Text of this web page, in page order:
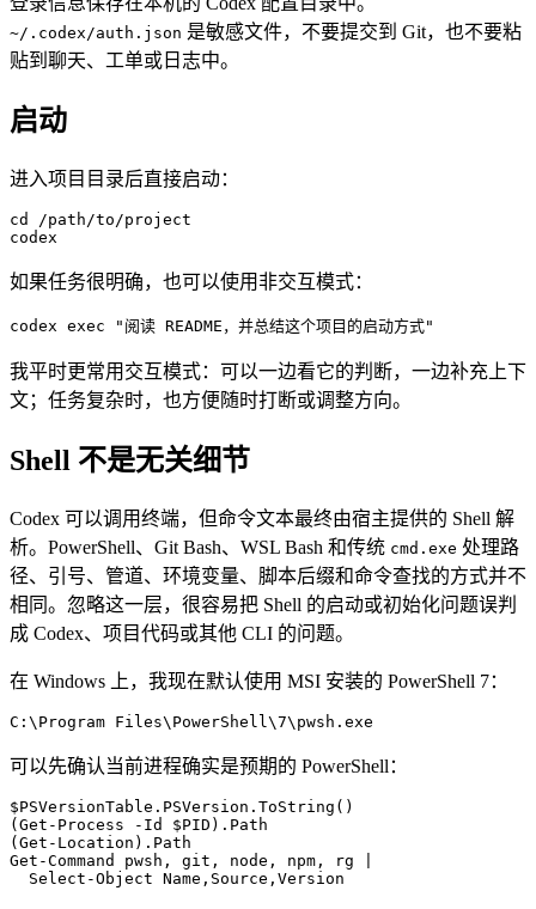
~/.codex/auth.json 是敏感文件，不要提交到 Git，也不要粘
贴到聊天、工单或日志中。
启动
进入项目目录后直接启动：
cd
/path/to/project
codex
如果任务很明确，也可以使用非交互模式：
codex exec "阅读 README，并总结这个项目的启动方式"
我平时更常用交互模式：可以一边看它的判断，一边补充上下
文；任务复杂时，也方便随时打断或调整方向。
Shell 不是无关细节
Codex 可以调用终端，但命令文本最终由宿主提供的 Shell 解
析。PowerShell、Git Bash、WSL Bash 和传统 cmd.exe 处理路
径、引号、管道、环境变量、脚本后缀和命令查找的方式并不
相同。忽略这一层，很容易把 Shell 的启动或初始化问题误判
成 Codex、项目代码或其他 CLI 的问题。
在 Windows 上，我现在默认使用 MSI 安装的 PowerShell 7：
C:\Program Files\PowerShell\7\pwsh.exe
可以先确认当前进程确实是预期的 PowerShell：
$PSVersionTable .PSVersion.ToString()
(Get-Process - Id $PID ).Path
(Get-Location ).Path
Get-Command
pwsh , git , node , npm , rg
  Select-Object
Name , Source , Version